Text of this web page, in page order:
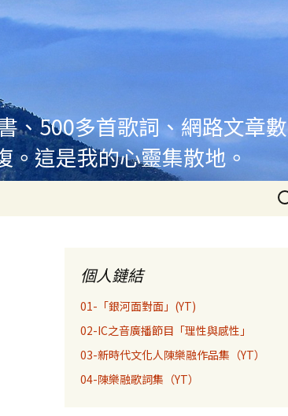
、500多首歌詞、網路文章數
這是我的心靈集散地。
搜
尋
個人鏈結
01-「銀河面對面」(YT)
02-IC之音廣播節目「理性與感性」
03-新時代文化人陳樂融作品集（YT）
04-陳樂融歌詞集（YT）